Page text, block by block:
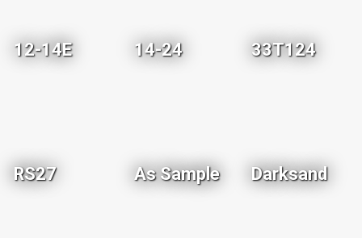
12-14E 14-24 33T124
RS27 As Sample Darksand